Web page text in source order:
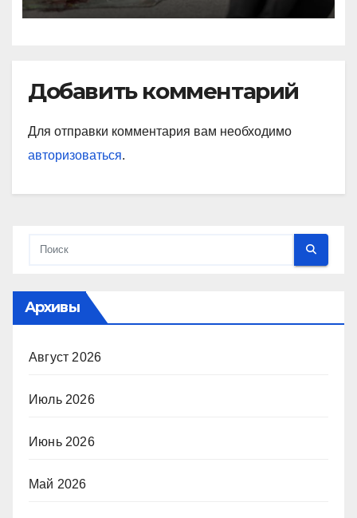
Добавить комментарий
Для отправки комментария вам необходимо
авторизоваться.
Архивы
Август 2026
Июль 2026
Июнь 2026
Май 2026